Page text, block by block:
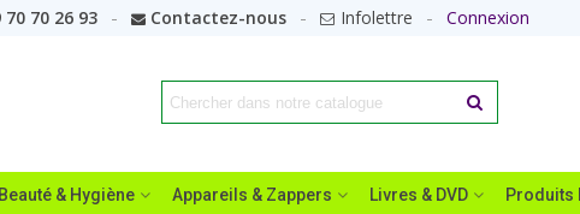
70 70 26 93 Contactez-nous Infolettre Connexion
Beauté & Hygiène Appareils & Zappers Livres & DVD Produits